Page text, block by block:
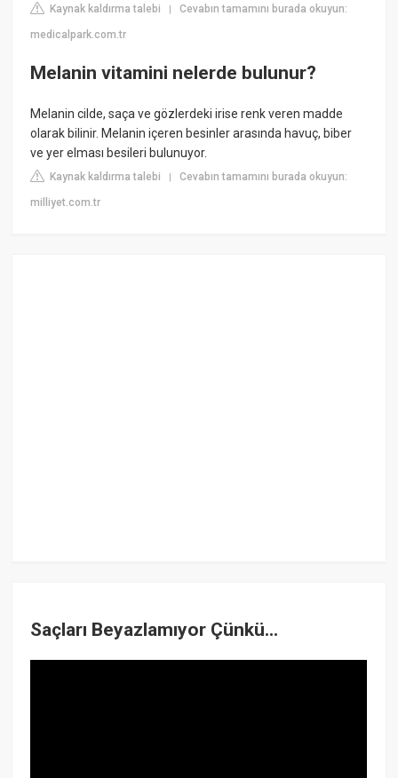
Kaynak kaldırma talebi |Cevabın tamamını burada okuyun:
medicalpark.com.tr
Melanin vitamini nelerde bulunur?
Melanin cilde, saça ve gözlerdeki irise renk veren madde
olarak bilinir. Melanin içeren besinler arasında havuç, biber
ve yer elması besileri bulunuyor.
Kaynak kaldırma talebi |Cevabın tamamını burada okuyun:
milliyet.com.tr
Saçları Beyazlamıyor Çünkü...